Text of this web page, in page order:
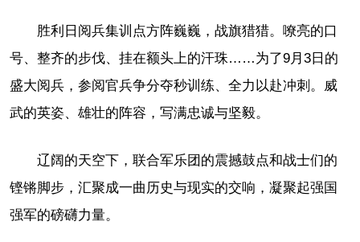
胜利日阅兵集训点方阵巍巍，战旗猎猎。嘹亮的口
号、整齐的步伐、挂在额头上的汗珠……为了9月3日的
盛大阅兵，参阅官兵争分夺秒训练、全力以赴冲刺。威
武的英姿、雄壮的阵容，写满忠诚与坚毅。
辽阔的天空下，联合军乐团的震撼鼓点和战士们的
铿锵脚步，汇聚成一曲历史与现实的交响，凝聚起强国
强军的磅礴力量。